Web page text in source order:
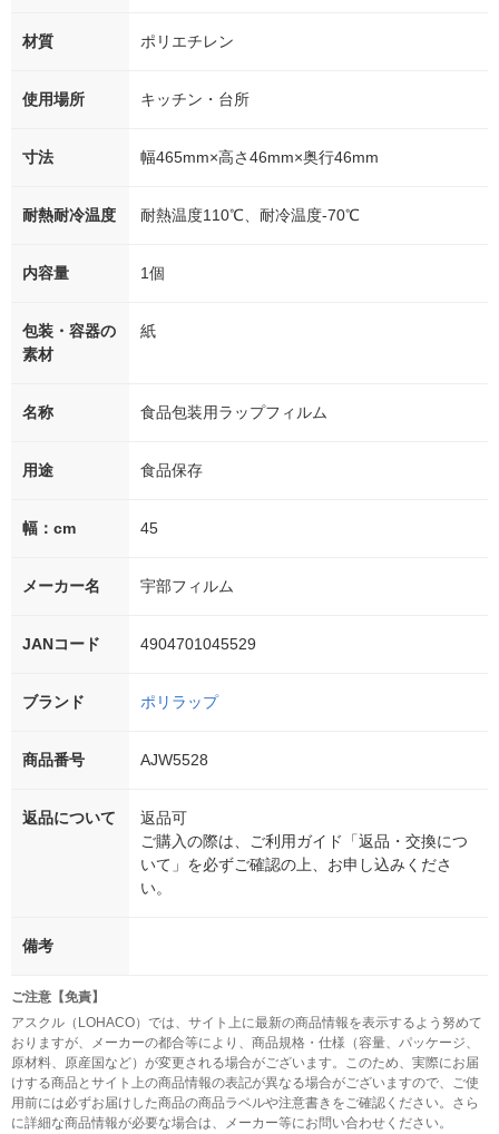
材質 ポリエチレン
使用場所 キッチン・台所
寸法 幅465mm×高さ46mm×奥行46mm
耐熱耐冷温度 耐熱温度110℃、耐冷温度-70℃
内容量 1個
包装・容器の
素材
紙
名称 食品包装用ラップフィルム
用途 食品保存
幅：cm 45
メーカー名 宇部フィルム
JANコード 4904701045529
ブランド ポリラップ
商品番号 AJW5528
返品について
返品可
ご購入の際は、ご利用ガイド「返品・交換につ
いて」を必ずご確認の上、お申し込みくださ
い。
備考
ご注意【免責】
アスクル（LOHACO）では、サイト上に最新の商品情報を表示するよう努めて
おりますが、メーカーの都合等により、商品規格・仕様（容量、パッケージ、
原材料、原産国など）が変更される場合がございます。このため、実際にお届
けする商品とサイト上の商品情報の表記が異なる場合がございますので、ご使
用前には必ずお届けした商品の商品ラベルや注意書きをご確認ください。さら
に詳細な商品情報が必要な場合は、メーカー等にお問い合わせください。